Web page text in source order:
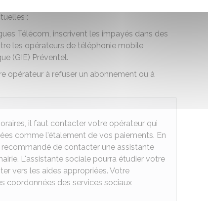
ou internet, votre opérateur suit la procédure
:
Télécom, inscrivent les impayés dans des
les opérateurs de téléphonie mobile
(GIE) Préventel.
opérateur à refuser un abonnement ou à
il faut contacter votre opérateur qui
comme l'étalement de vos paiements. En
de contacter une assistante
L'assistante sociale pourra étudier votre
vers les aides appropriées. Votre
coordonnées des services sociaux